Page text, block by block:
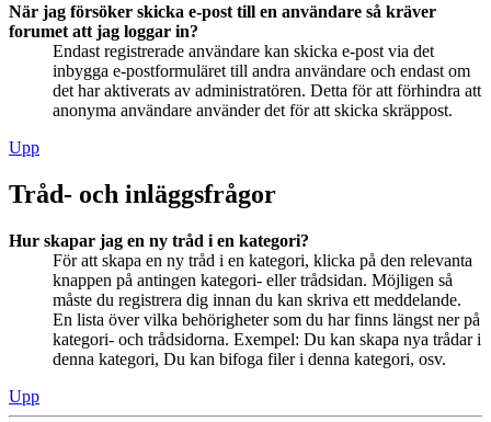
När jag försöker skicka e-post till en användare så kräver
forumet att jag loggar in?
Endast registrerade användare kan skicka e-post via det
inbygga e-postformuläret till andra användare och endast om
det har aktiverats av administratören. Detta för att förhindra att
anonyma användare använder det för att skicka skräppost.
Upp
Tråd- och inläggsfrågor
Hur skapar jag en ny tråd i en kategori?
För att skapa en ny tråd i en kategori, klicka på den relevanta
knappen på antingen kategori- eller trådsidan. Möjligen så
måste du registrera dig innan du kan skriva ett meddelande.
En lista över vilka behörigheter som du har finns längst ner på
kategori- och trådsidorna. Exempel: Du kan skapa nya trådar i
denna kategori, Du kan bifoga filer i denna kategori, osv.
Upp